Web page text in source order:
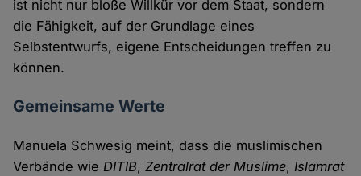
ist nicht nur bloße Willkür vor dem Staat, sondern
die Fähigkeit, auf der Grundlage eines
Selbstentwurfs, eigene Entscheidungen treffen zu
können.
Gemeinsame Werte
Manuela Schwesig meint, dass die muslimischen
Verbände wieDITIB,Zentralrat der Muslime,Islamrat